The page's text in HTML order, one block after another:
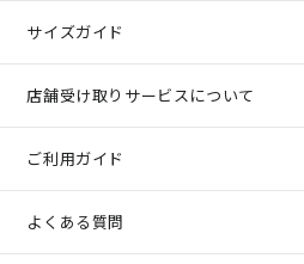
サイズガイド
店舗受け取りサービスについて
ご利用ガイド
よくある質問